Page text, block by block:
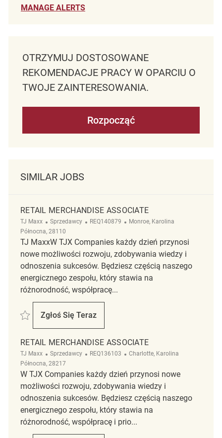
MANAGE ALERTS
OTRZYMUJ DOSTOSOWANE
REKOMENDACJE PRACY W OPARCIU O
TWOJE ZAINTERESOWANIA.
Rozpocząć
SIMILAR JOBS
RETAIL MERCHANDISE ASSOCIATE
TJ Maxx Kategoria
Sprzedawcy ReqId
REQ140879 Lokalizacja
Monroe, Karolina
Północna, 28110
TJ MaxxW TJX Companies każdy dzień przynosi
nowe możliwości rozwoju, zdobywania wiedzy i
odnoszenia sukcesów. Będziesz częścią naszego
energicznego zespołu, który stawia na
różnorodność, współpracę...
Zapisać Retail Merchandise Associate REQ140879
Zgłoś Się Teraz
Retail Merchandise Associate
RETAIL MERCHANDISE ASSOCIATE
TJ Maxx Kategoria
Sprzedawcy ReqId
REQ136103 Lokalizacja
Charlotte, Karolina
Północna, 28217
W TJX Companies każdy dzień przynosi nowe
możliwości rozwoju, zdobywania wiedzy i
odnoszenia sukcesów. Będziesz częścią naszego
energicznego zespołu, który stawia na
różnorodność, współpracę i prio...